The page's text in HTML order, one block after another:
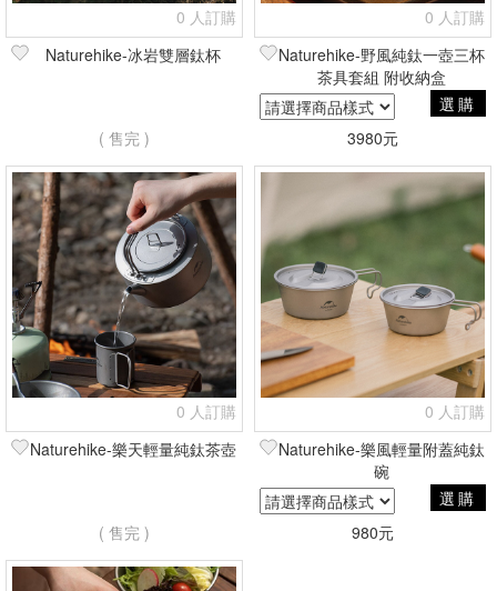
0 人訂購
Naturehike-冰岩雙層鈦杯
( 售完 )
0 人訂購
Naturehike-野風純鈦一壺三杯
茶具套組 附收納盒
選購
3980元
0 人訂購
Naturehike-樂天輕量純鈦茶壺
( 售完 )
0 人訂購
Naturehike-樂風輕量附蓋純鈦
碗
選購
980元